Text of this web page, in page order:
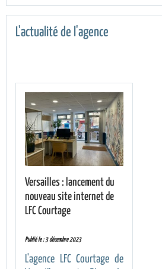
L'actualité de l'agence
Versailles : lancement du
nouveau site internet de
LFC Courtage
Publié le : 3 décembre 2023
L'agence LFC Courtage de